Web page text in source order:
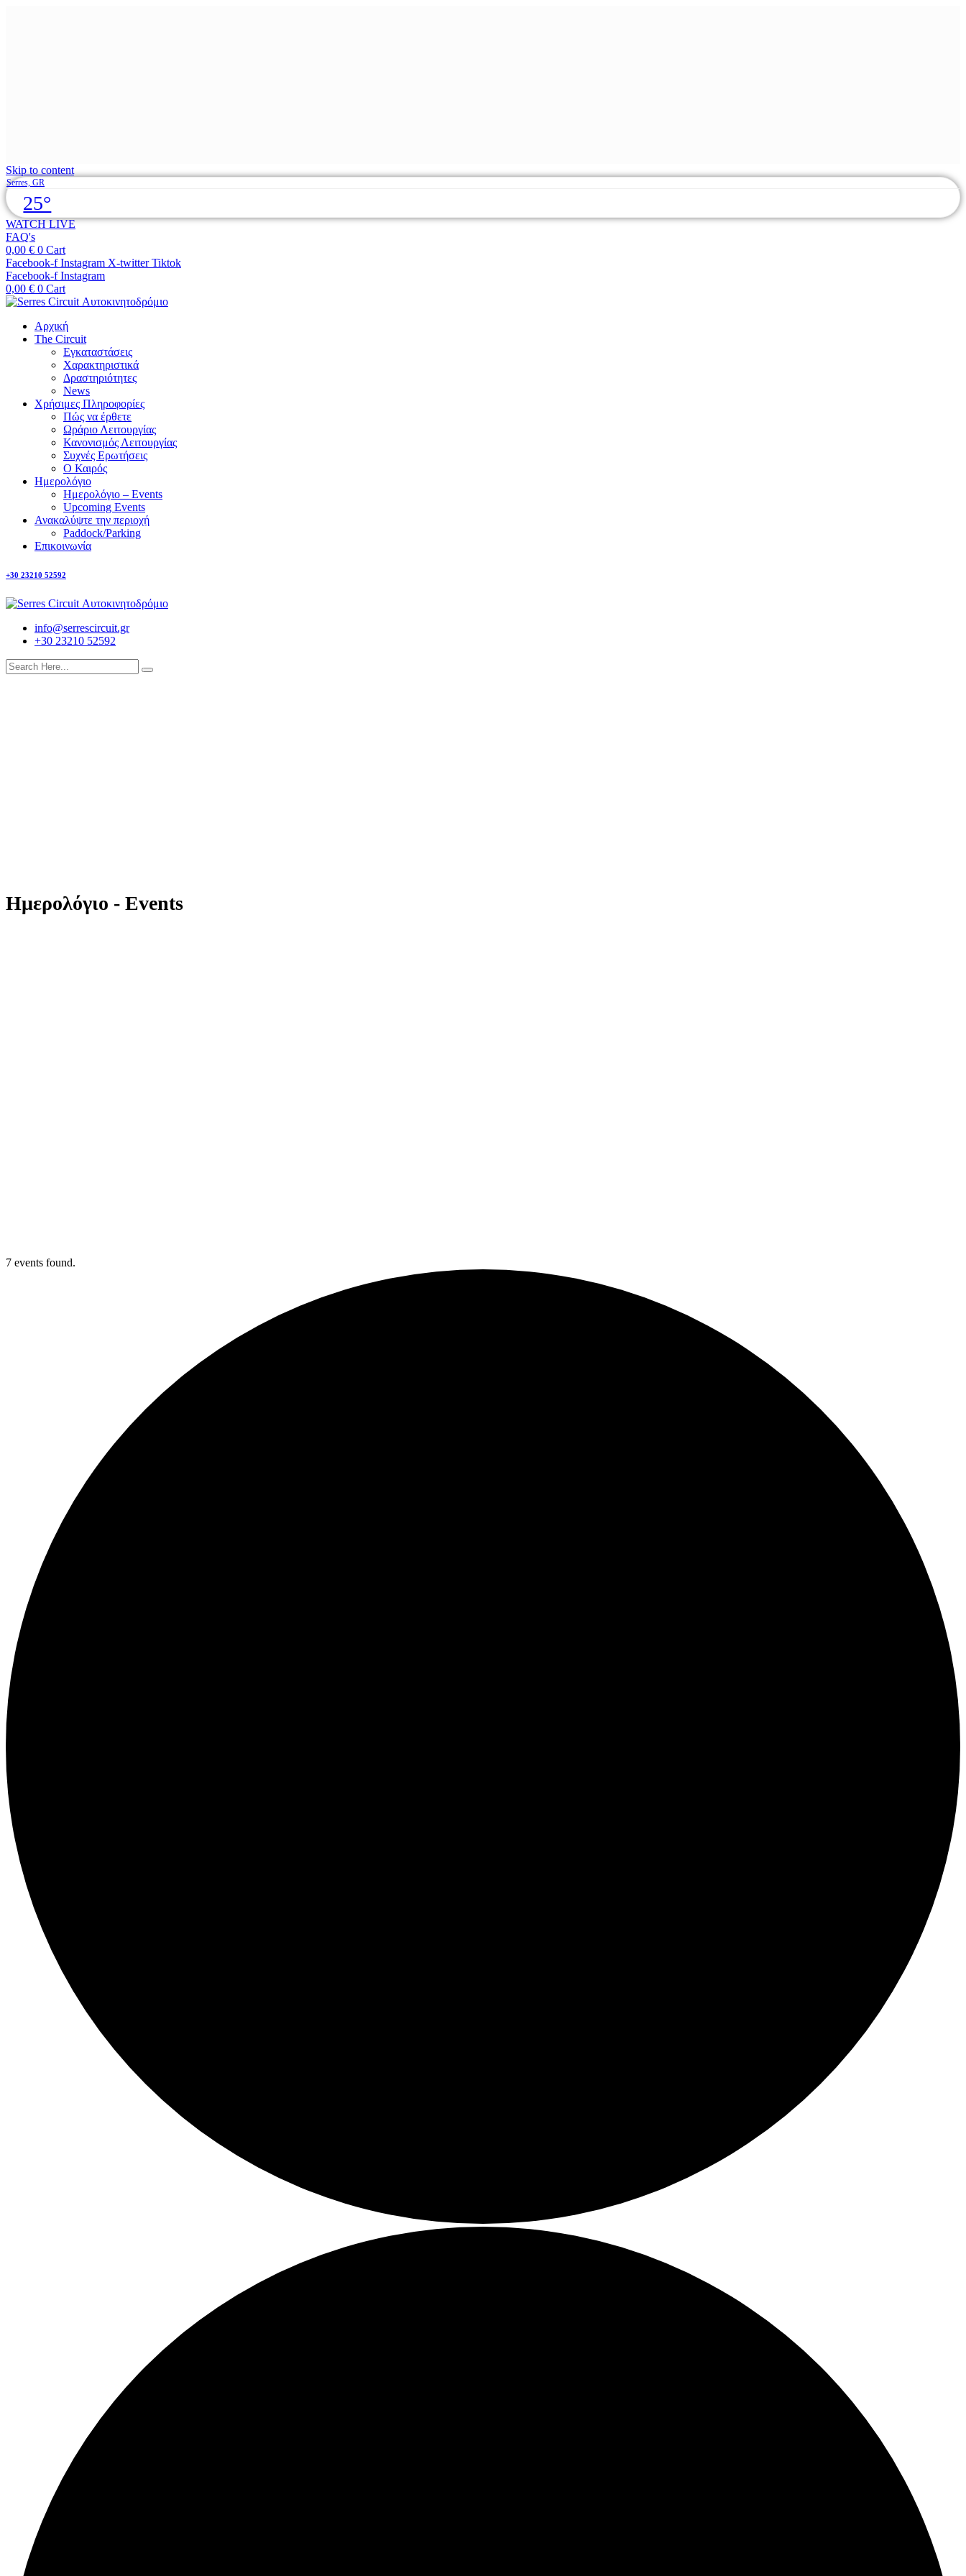
Skip to content
Serres, GR
25°
WATCH LIVE
FAQ's
0,00 € 0 Cart
Facebook-f Instagram X-twitter Tiktok
Facebook-f Instagram
0,00 € 0 Cart
Αρχική
The Circuit
Εγκαταστάσεις
Χαρακτηριστικά
Δραστηριότητες
News
Χρήσιμες Πληροφορίες
Πώς να έρθετε
Ωράριο Λειτουργίας
Κανονισμός Λειτουργίας
Συχνές Ερωτήσεις
Ο Καιρός
Ημερολόγιο
Ημερολόγιο – Events
Upcoming Events
Ανακαλύψτε την περιοχή
Paddock/Parking
Επικοινωνία
+30 23210 52592
info@serrescircuit.gr
+30 23210 52592
Ημερολόγιο - Events
7 events found.